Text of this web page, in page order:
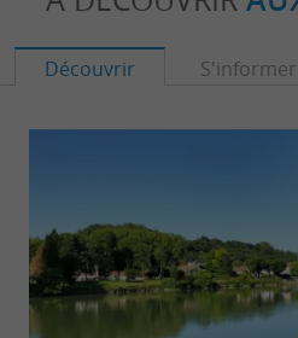
Découvrir S'informer